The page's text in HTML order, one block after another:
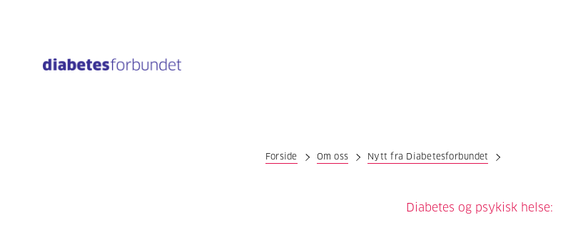
Forside Om oss Nytt fra Diabetesforbundet
Diabetes og psykisk helse: